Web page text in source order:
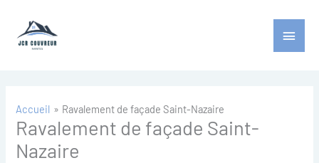
contenu
Menu
Accueil Ravalement de façade Saint-Nazaire
Ravalement de façade Saint-
Nazaire